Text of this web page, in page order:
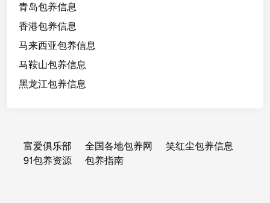
青岛包养信息
香港包养信息
马来西亚包养信息
马鞍山包养信息
黑龙江包养信息
富爱俱乐部 全国各地包养网
笑红尘包养信息
91包养资源
包养指南